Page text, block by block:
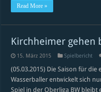
Read More »
Kirchheimer gehen
15. März 2015 Spielbericht
(05.03.2015) Die Saison für
Wasserballer entwickelt sich
Spiel in der Oberliga BW bleibt